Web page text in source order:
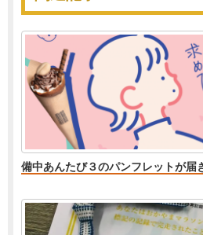
備中あんたび３のパンフレットが届